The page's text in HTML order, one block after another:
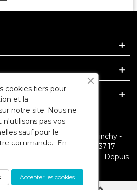
Route Nationale - 62149 Cuinchy -
- Téléphone : 09.86.35.37.17
- Capital social : 7500 euros - Depuis
tous droits réservés
cookies tiers pour
et la
notre site. Nous ne
n'utilisons pas vos
sauf pour le
commande.
En
Accepter les cookies